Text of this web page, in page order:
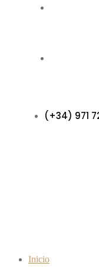
(+34) 971
Inicio